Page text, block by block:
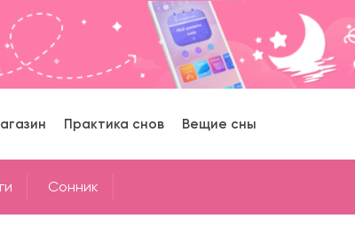
Практика снов Вещие сны
Cонник